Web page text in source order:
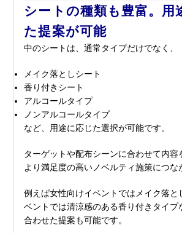
シートの種類も豊富。用
た提案が可能
中のシートは、通常タイプだけでなく、
メイク落としシート
香り付きシート
アルコールタイプ
ノンアルコールタイプ
など、用途に応じた選択が可能です。
ターゲットや配布シーンに合わせて内容
より満足度の高いノベルティ施策につな
例えば女性向けイベントではメイク落と
ベントでは清涼感のある香り付きタイプ
合わせた提案も可能です。